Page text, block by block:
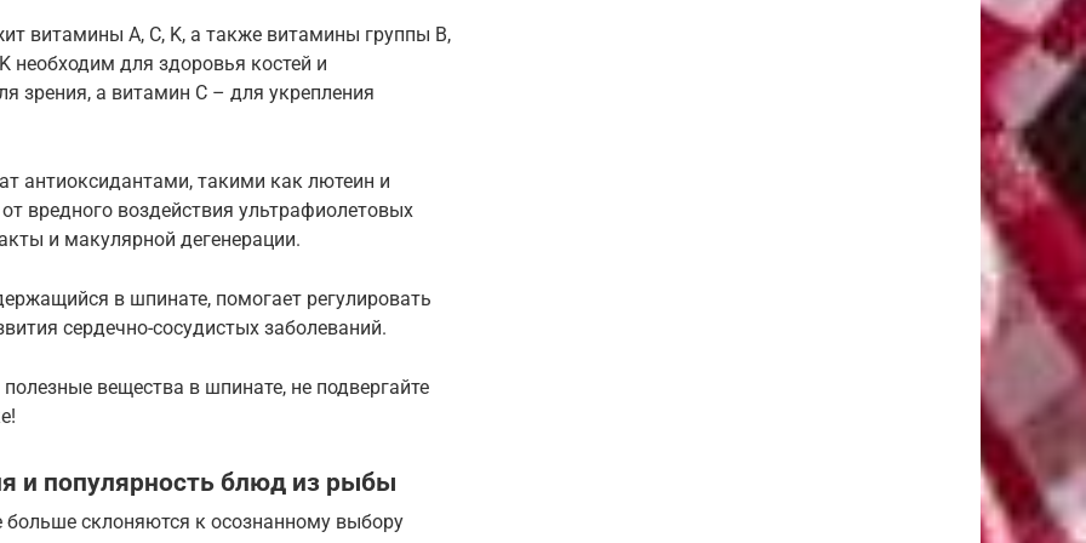
витамины A, C, K, а также витамины группы B,
необходим для здоровья костей и
зрения, а витамин C – для укрепления
антиоксидантами, такими как лютеин и
вредного воздействия ультрафиолетовых
и макулярной дегенерации.
в шпинате, помогает регулировать
сердечно-сосудистых заболеваний.
вещества в шпинате, не подвергайте
и популярность блюд из рыбы
склоняются к осознанному выбору